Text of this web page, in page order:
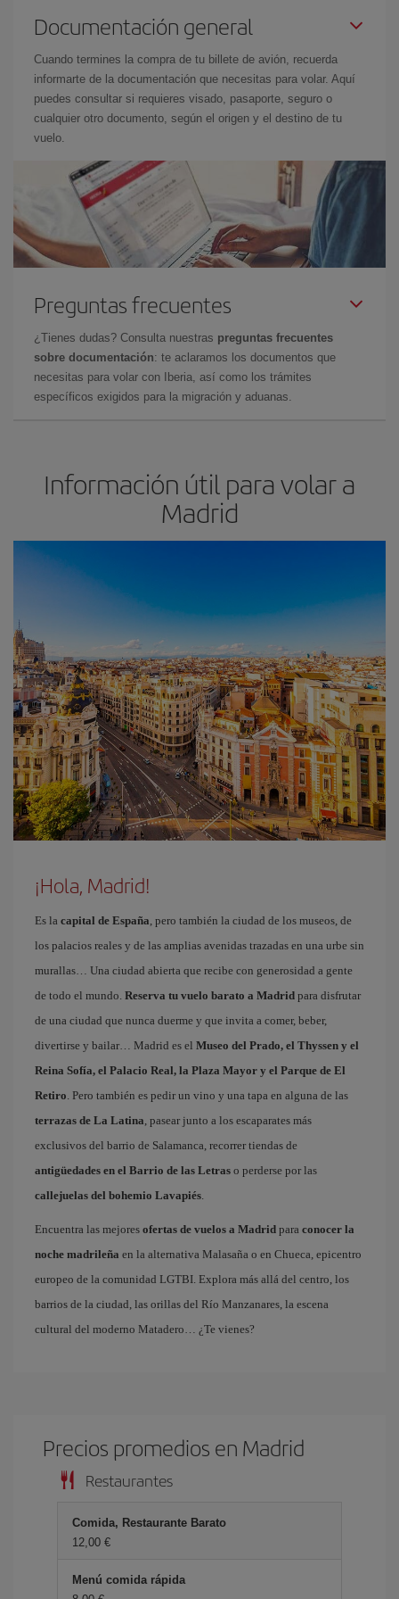
Documentación general
Cuando termines la compra de tu billete de avión, recuerda
informarte de la documentación que necesitas para volar. Aquí
puedes consultar si requieres visado, pasaporte, seguro o
cualquier otro documento, según el origen y el destino de tu
vuelo.
Preguntas frecuentes
¿Tienes dudas? Consulta nuestras preguntas frecuentes
sobre documentación: te aclaramos los documentos que
necesitas para volar con Iberia, así como los trámites
específicos exigidos para la migración y aduanas.
Información útil para volar a
Madrid
¡Hola, Madrid!
Es la capital de España, pero también la ciudad de los museos, de
los palacios reales y de las amplias avenidas trazadas en una urbe sin
murallas… Una ciudad abierta que recibe con generosidad a gente
de todo el mundo. Reserva tu vuelo barato a Madrid para disfrutar
de una ciudad que nunca duerme y que invita a comer, beber,
divertirse y bailar… Madrid es el Museo del Prado, el Thyssen y el
Reina Sofía, el Palacio Real, la Plaza Mayor y el Parque de El
Retiro. Pero también es pedir un vino y una tapa en alguna de las
terrazas de La Latina, pasear junto a los escaparates más
exclusivos del barrio de Salamanca, recorrer tiendas de
antigüedades en el Barrio de las Letras o perderse por las
callejuelas del bohemio Lavapiés.
Encuentra las mejores ofertas de vuelos a Madrid para conocer la
noche madrileña en la alternativa Malasaña o en Chueca, epicentro
europeo de la comunidad LGTBI. Explora más allá del centro, los
barrios de la ciudad, las orillas del Río Manzanares, la escena
cultural del moderno Matadero… ¿Te vienes?
Precios promedios en Madrid
Restaurantes
Comida, Restaurante Barato
12,00 €
Menú comida rápida